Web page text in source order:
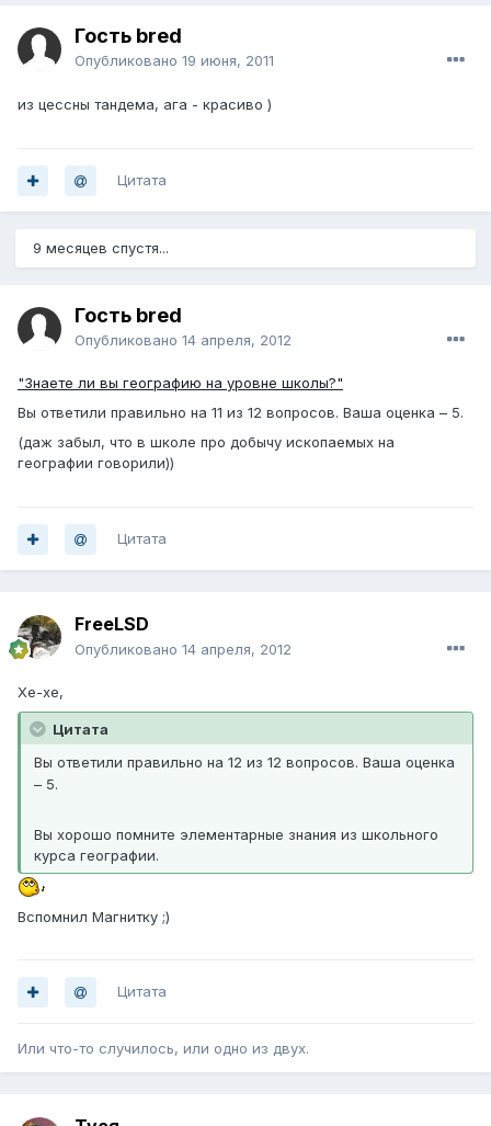
Гость bred
Опубликовано 19 июня, 2011
из цессны тандема, ага - красиво )
Цитата
9 месяцев спустя...
Гость bred
Опубликовано 14 апреля, 2012
"Знаете ли вы географию на уровне школы?"
Вы ответили правильно на 11 из 12 вопросов. Ваша оценка – 5.
(даж забыл, что в школе про добычу ископаемых на
географии говорили))
Цитата
FreeLSD
Опубликовано 14 апреля, 2012
Хе-хе,
Цитата
Вы ответили правильно на 12 из 12 вопросов. Ваша оценка
– 5.
Вы хорошо помните элементарные знания из школьного
курса географии.
Вспомнил Магнитку ;)
Цитата
Или что-то случилось, или одно из двух.